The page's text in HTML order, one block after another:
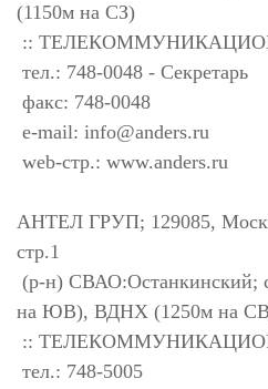
(1150м на СЗ)
::
тел.: 748-0048 - Секретарь
факс: 748-0048
e-mail: info@anders.ru
web-стр.: www.anders.ru
АНТЕЛ ГРУП; 129085,
стр.1
(р-н) СВАО:Останкинский;
на ЮВ), ВДНХ (1250м на
::
тел.: 748-5005